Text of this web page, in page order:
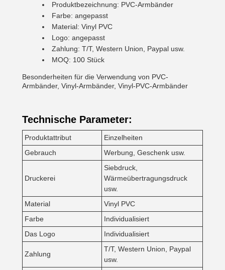
Produktbezeichnung: PVC-Armbänder
Farbe: angepasst
Material: Vinyl PVC
Logo: angepasst
Zahlung: T/T, Western Union, Paypal usw.
MOQ: 100 Stück
Besonderheiten für die Verwendung von PVC-
Armbänder, Vinyl-Armbänder, Vinyl-PVC-Armbänder
Technische Parameter:
Produktattribut
Einzelheiten
Gebrauch
Werbung, Geschenk usw.
Druckerei
Siebdruck,
Wärmeübertragungsdruck
usw.
Material
Vinyl PVC
Farbe
Individualisiert
Das Logo
Individualisiert
Zahlung
T/T, Western Union, Paypal
usw.